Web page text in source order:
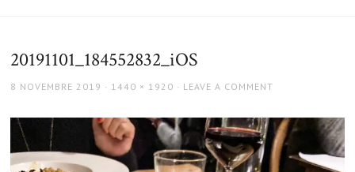
20191101_184552832_iOS
POSTED
8 NOVEMBRE 2019
FULL
1440 × 1920 LEAVE A COMMENT